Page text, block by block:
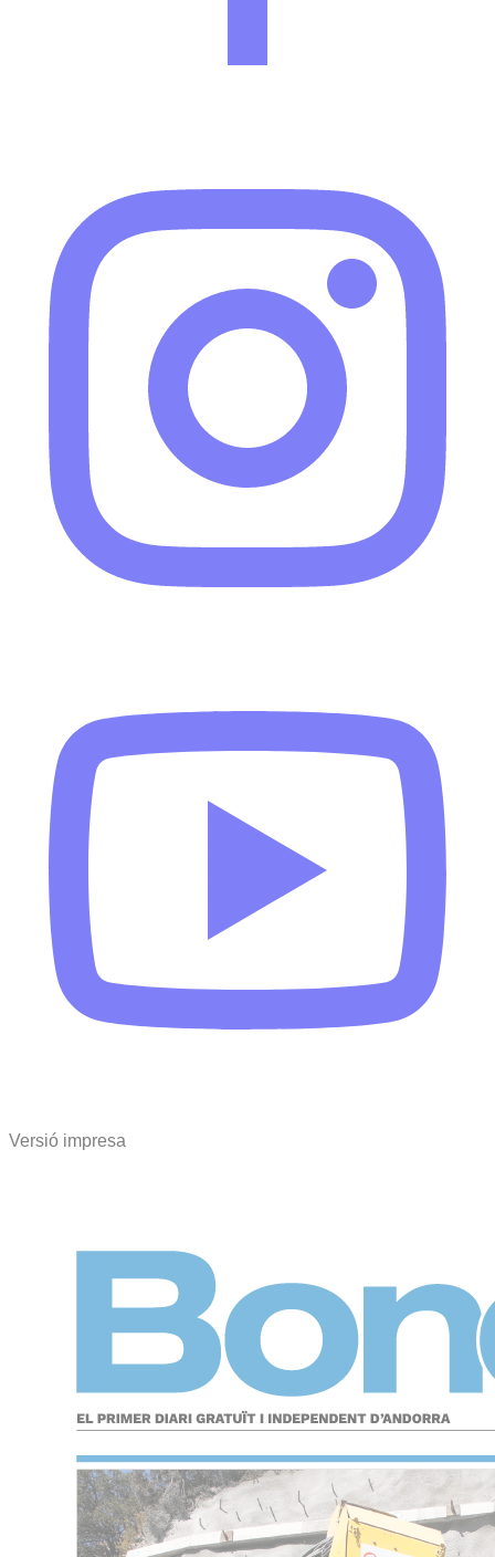
Versió impresa